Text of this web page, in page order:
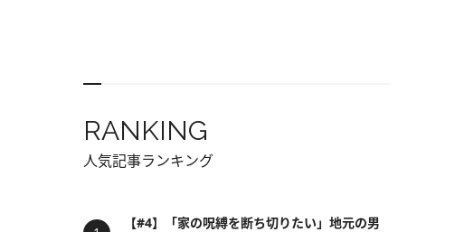
RANKING
人気記事ランキング
【#4】「家の呪縛を断ち切りたい」地元の男